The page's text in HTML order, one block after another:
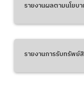
รายงานผลตามนโยบ
รายงานการรับทรัพย์